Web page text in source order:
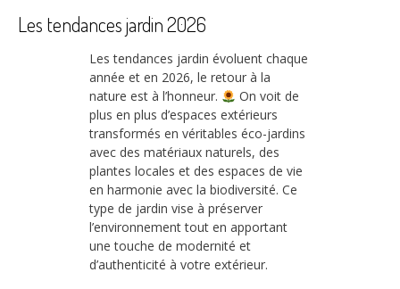
Les tendances jardin 2026
Les tendances jardin évoluent chaque
année et en 2026, le retour à la
nature est à l’honneur.
On voit de
plus en plus d’espaces extérieurs
transformés en véritables éco-jardins
avec des matériaux naturels, des
plantes locales et des espaces de vie
en harmonie avec la biodiversité. Ce
type de jardin vise à préserver
l’environnement tout en apportant
une touche de modernité et
d’authenticité à votre extérieur.